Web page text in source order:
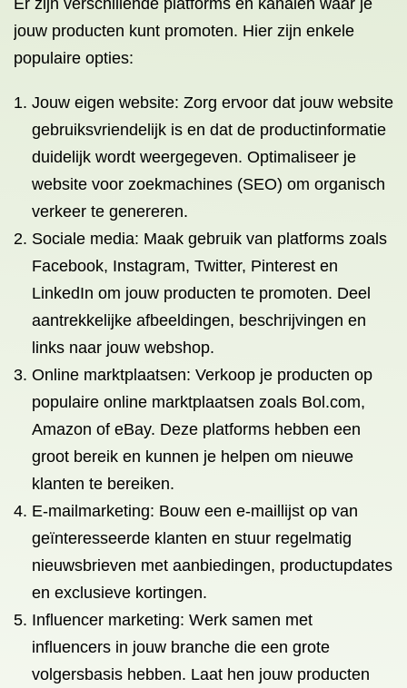
Er zijn verschillende platforms en kanalen waar je
jouw producten kunt promoten. Hier zijn enkele
populaire opties:
Jouw eigen website: Zorg ervoor dat jouw website
gebruiksvriendelijk is en dat de productinformatie
duidelijk wordt weergegeven. Optimaliseer je
website voor zoekmachines (SEO) om organisch
verkeer te genereren.
Sociale media: Maak gebruik van platforms zoals
Facebook, Instagram, Twitter, Pinterest en
LinkedIn om jouw producten te promoten. Deel
aantrekkelijke afbeeldingen, beschrijvingen en
links naar jouw webshop.
Online marktplaatsen: Verkoop je producten op
populaire online marktplaatsen zoals Bol.com,
Amazon of eBay. Deze platforms hebben een
groot bereik en kunnen je helpen om nieuwe
klanten te bereiken.
E-mailmarketing: Bouw een e-maillijst op van
geïnteresseerde klanten en stuur regelmatig
nieuwsbrieven met aanbiedingen, productupdates
en exclusieve kortingen.
Influencer marketing: Werk samen met
influencers in jouw branche die een grote
volgersbasis hebben. Laat hen jouw producten